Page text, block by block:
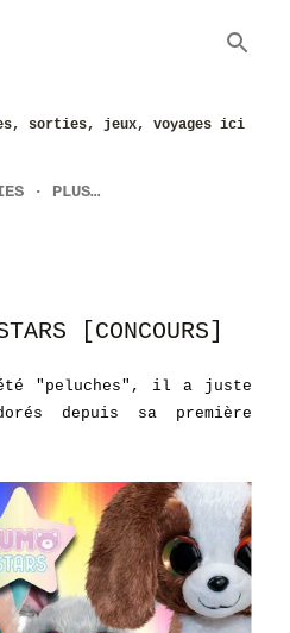
sorties, jeux, voyages ici
PLUS…
[CONCOURS]
"peluches", il a juste
depuis sa première